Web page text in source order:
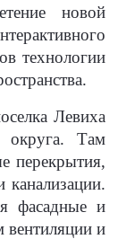
новой
технологии
Левиха
округа. Там
перекрытия,
фасадные и
вентиляции и